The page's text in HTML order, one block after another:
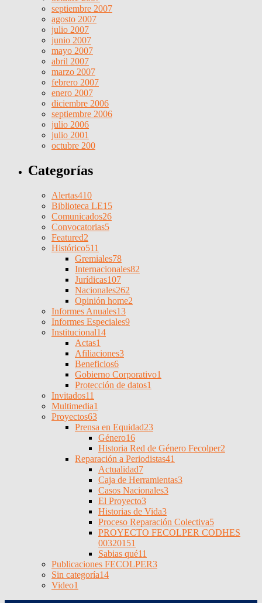
septiembre 2007
agosto 2007
julio 2007
junio 2007
mayo 2007
abril 2007
marzo 2007
febrero 2007
enero 2007
diciembre 2006
septiembre 2006
julio 2006
julio 2001
octubre 200
Categorías
Alertas410
Biblioteca LE15
Comunicados26
Convocatorias5
Featured2
Histórico511
Gremiales78
Internacionales82
Jurídicas107
Nacionales262
Opinión home2
Informes Anuales13
Informes Especiales9
Institucional14
Actas1
Afiliaciones3
Beneficios6
Gobierno Corporativo1
Protección de datos1
Invitados11
Multimedia1
Proyectos63
Prensa en Equidad23
Género16
Historia Red de Género Fecolper2
Reparación a Periodistas41
Actualidad7
Caja de Herramientas3
Casos Nacionales3
El Proyecto3
Historias de Vida3
Proceso Reparación Colectiva5
PROYECTO FECOLPER CODHES
00320151
Sabias qué11
Publicaciones FECOLPER3
Sin categoría14
Video1